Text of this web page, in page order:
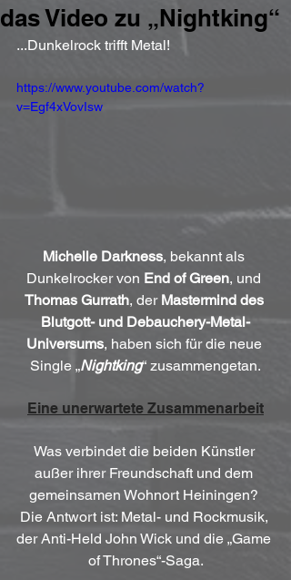
das Video zu „Nightking“
...Dunkelrock trifft Metal!
https://www.youtube.com/watch?
v=Egf4xVovIsw
Michelle Darkness, bekannt als
Dunkelrocker von End of Green, und
Thomas Gurrath, der Mastermind des
Blutgott- und Debauchery-Metal-
Universums, haben sich für die neue
Single „Nightking“ zusammengetan.
Eine unerwartete Zusammenarbeit
Was verbindet die beiden Künstler
außer ihrer Freundschaft und dem
gemeinsamen Wohnort Heiningen?
Die Antwort ist: Metal- und Rockmusik,
der Anti-Held John Wick und die „Game
of Thrones“-Saga.